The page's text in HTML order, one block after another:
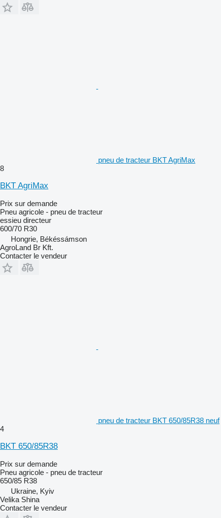
pneu de tracteur BKT AgriMax
8
BKT AgriMax
Prix sur demande
Pneu agricole - pneu de tracteur
essieu directeur
600/70 R30
Hongrie, Békéssámson
AgroLand Br Kft.
Contacter le vendeur
pneu de tracteur BKT 650/85R38 neuf
4
BKT 650/85R38
Prix sur demande
Pneu agricole - pneu de tracteur
650/85 R38
Ukraine, Kyiv
Velika Shina
Contacter le vendeur